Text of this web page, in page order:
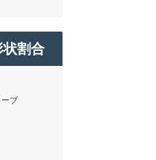
状割合